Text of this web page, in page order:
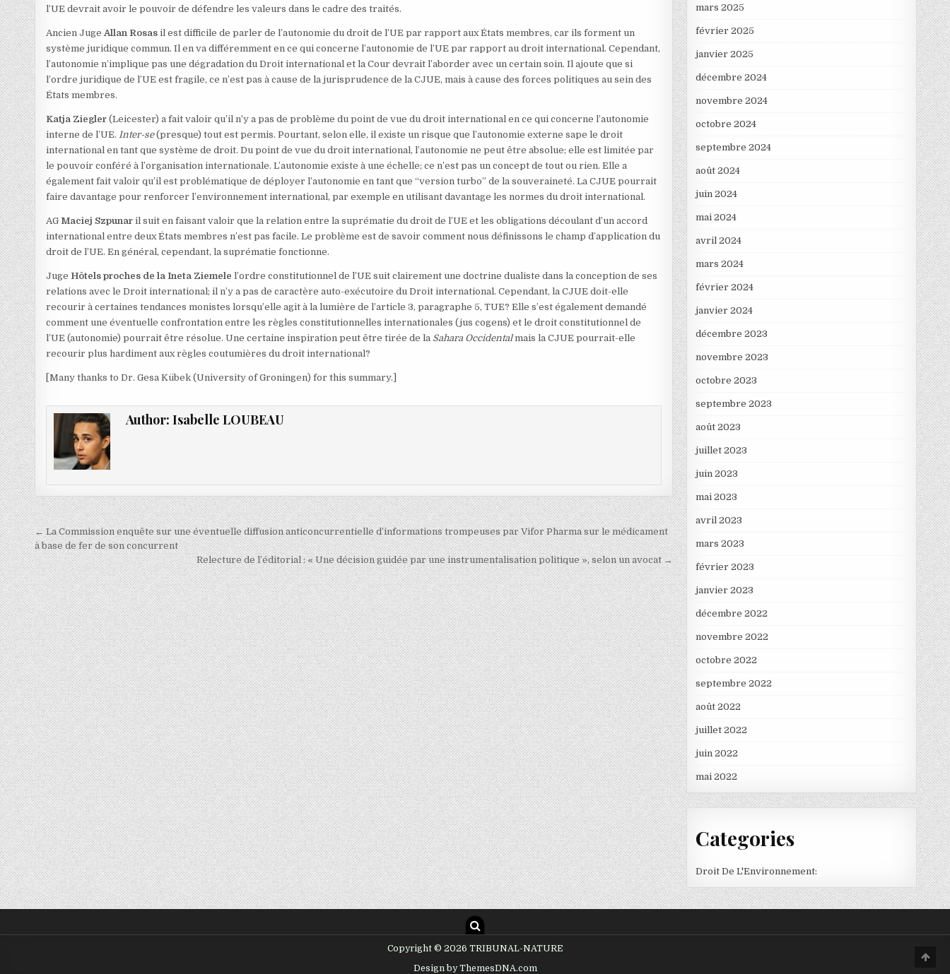
l’UE devrait avoir le pouvoir de défendre les valeurs dans le cadre des traités.
Ancien JugeAllan Rosas il est difficile de parler de l’autonomie du droit de l’UE par rapport aux États membres, car ils forment un
système juridique commun. Il en va différemment en ce qui concerne l’autonomie de l’UE par rapport au droit international. Cependant,
l’autonomie n’implique pas une dégradation du Droit international et la Cour devrait l’aborder avec un certain soin. Il ajoute que si
l’ordre juridique de l’UE est fragile, ce n’est pas à cause de la jurisprudence de la CJUE, mais à cause des forces politiques au sein des
États membres.
Katja Ziegler (Leicester) a fait valoir qu’il n’y a pas de problème du point de vue du droit international en ce qui concerne l’autonomie
interne de l’UE.Inter-se(presque) tout est permis. Pourtant, selon elle, il existe un risque que l’autonomie externe sape le droit
international en tant que système de droit. Du point de vue du droit international, l’autonomie ne peut être absolue; elle est limitée par
le pouvoir conféré à l’organisation internationale. L’autonomie existe à une échelle; ce n’est pas un concept de tout ou rien. Elle a
également fait valoir qu’il est problématique de déployer l’autonomie en tant que “version turbo” de la souveraineté. La CJUE pourrait
faire davantage pour renforcer l’environnement international, par exemple en utilisant davantage les normes du droit international.
AG Maciej Szpunar il suit en faisant valoir que la relation entre la suprématie du droit de l’UE et les obligations découlant d’un accord
international entre deux États membres n’est pas facile. Le problème est de savoir comment nous définissons le champ d’application du
droit de l’UE. En général, cependant, la suprématie fonctionne.
Juge Hôtels proches de la Ineta Ziemele l’ordre constitutionnel de l’UE suit clairement une doctrine dualiste dans la conception de ses
relations avec le Droit international; il n’y a pas de caractère auto-exécutoire du Droit international. Cependant, la CJUE doit-elle
recourir à certaines tendances monistes lorsqu’elle agit à la lumière de l’article 3, paragraphe 5, TUE? Elle s’est également demandé
comment une éventuelle confrontation entre les règles constitutionnelles internationales (jus cogens) et le droit constitutionnel de
l’UE (autonomie) pourrait être résolue. Une certaine inspiration peut être tirée de la Sahara Occidentalmais la CJUE pourrait-elle
recourir plus hardiment aux règles coutumières du droit international?
[Many thanks to Dr. Gesa Kübek (University of Groningen) for this summary.]
Author: Isabelle LOUBEAU
Navigation
de
l’article
← La Commission enquête sur une éventuelle diffusion anticoncurrentielle d’informations trompeuses par Vifor Pharma sur le médicament
à base de fer de son concurrent
Relecture de l’éditorial : « Une décision guidée par une instrumentalisation politique », selon un avocat →
mars 2025
février 2025
janvier 2025
décembre 2024
novembre 2024
octobre 2024
septembre 2024
août 2024
juin 2024
mai 2024
avril 2024
mars 2024
février 2024
janvier 2024
décembre 2023
novembre 2023
octobre 2023
septembre 2023
août 2023
juillet 2023
juin 2023
mai 2023
avril 2023
mars 2023
février 2023
janvier 2023
décembre 2022
novembre 2022
octobre 2022
septembre 2022
août 2022
juillet 2022
juin 2022
mai 2022
Categories
Droit De L'Environnement:
Copyright © 2026 TRIBUNAL-NATURE
Design by ThemesDNA.com